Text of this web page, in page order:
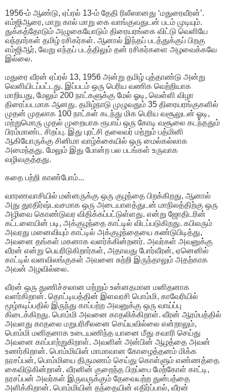
1956-ம் ஆண்டு, ஏப்ரல் 13-ம் தேதி ரிலீஸானது ‘மதுரைவீரன்’.
எம்ஜிஆரை, மாறு கால் மாறு கை வாங்குவதுடன் படம் முடியும்.
துக்கத்தோடும் அழுகையோடும் திரையரங்கை விட்டு வெளியே
வந்தார்கள் தமிழ் ரசிகர்கள். ஆனால் இந்தப் படத்துக்குப் பிறகு
எம்ஜிஆர், வேறு எந்தப் படத்திலும் தன் ரசிகர்களை அழவைக்கவே
இல்லை.
மதுரை வீரன் ஏப்ரல் 13, 1956 அன்று தமிழ் புத்தாண்டு அன்று
வெளியிடப்பட்டது. இப்படம் ஒரு பெரிய வணிக வெற்றியாக
மாறியது, மேலும் 200 நாட்களுக்கு மேல் ஓடி, வெள்ளி விழா
திரைப்படமாக ஆனது. தமிழ்நாடு முழுவதும் 35 திரையரங்குகளில்
முதன் முதலாக 100 நாட்கள் கடந்து மிக பெரிய வசூலுடன் ஓடி,
மற்றுமொரு முதல் முறையாக ரூபாய் ஒரு கோடி வசூலை கடந்ததும்
பிரம்மாண்ட சிறப்பு. இது புரட்சி தலைவர் மற்றும் பத்மினி
ஆகியோருக்கு சினிமா வாழ்க்கையில் ஒரு மைல்கல்லாக
அமைந்தது. மேலும் இது போன்ற பல படங்கள் உருவாக
வழிவகுத்தது.
கதை பற்றி காண்போம்...
வாரணவாசியில் மன்னருக்கு ஒரு குழந்தை பிறக்கிறது, ஆனால்
அது துரதிர்ஷ்டவசமாக ஒரு அடையாளத்துடன் மாநிலத்திற்கு ஒரு
அழிவை கொண்டுவர விதிக்கப்பட்டுள்ளது. என்று ஜோதிடரின்
கட்டளையின் படி, அக்குழந்தை காட்டில் விடப்படுகிறது. கபிலரும்
அவரது மனைவியும் காட்டில் அக்குழந்தையை கண்டுபிடித்து,
அவனை தங்கள் மகனாக வளர்க்கின்றனர். அவர்கள் அவனுக்கு
வீரன் என்று பெயரிடுகிறார்கள், அதாவது போர்வீரன், ஏனெனில்
காட்டில் வனவிலங்குகள் அவனை சுற்றி இருந்தாலும் அதற்காக
அவன் அழவில்லை.
வீரன் ஒரு துணிச்சலான மற்றும் உன்னதமான மனிதனாக
வளர்கிறான். தொட்டியத்தின் இளவரசி பொம்மி, காவேரியில்
மூழ்கடிப்பதில் இருந்து காப்பற்ற அவனுக்கு ஒரு வாய்ப்பு
கிடைக்கிறது. பொம்மி அவனை காதலிக்கிறாள். வீரன் ஆரம்பத்தில்
அவளது காதலை மறுபரிசீலனை செய்யவில்லை என்றாலும்,
பொம்மி மனிதனாக உடையணிந்த யானை மீது சவாரி செய்து
அவனை காப்பாற்றுகிறாள். அவளின் அன்பின் ஆழத்தை அவன்
உணர்கிறான். பொம்மியின் மாமாவான கோழைத்தனம் மிக்க
நரசப்பன், பொம்மியை திருமணம் செய்து கொள்ளும் எண்ணத்தை
கைவிடுகின்றான். வீரனின் குறைந்த பிறப்பை மேற்கோள் காட்டி,
நரசப்பன் அவர்கள் இருவருக்கும் தேவையற்ற துன்பத்தை
அளிக்கிறான். பொம்மியின் தந்தையின் எதிர்ப்பால், வீரன்